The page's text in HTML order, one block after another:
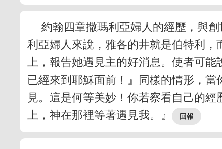
約翰四章撒瑪利亞婦人的經歷，與
利亞婦人來說，雅各的井就是伯特利
上，報告她遇見主的好消息。使者可能
已經來到耶穌面前！』同樣的情形，
見。這是何等美妙！你若察看自己的
上，神在那裡等著遇見我。』